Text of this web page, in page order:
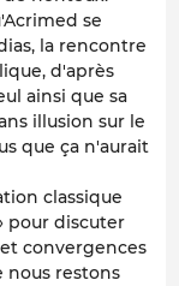
se
la rencontre
d'après
ainsi que sa
illusion sur le
que ça n'aurait
classique
pour discuter
convergences
nous restons